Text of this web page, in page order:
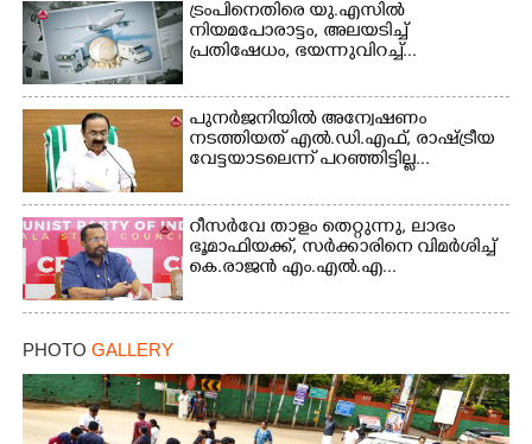
ട്രംപിനെതിരെ യു.എസിൽ
നിയമപോരാട്ടം, അലയടിച്ച്
പ്രതിഷേധം, ഭയന്നുവിറച്ച്...
പുനർജനിയിൽ അന്വേഷണം
നടത്തിയത് എൽ.ഡി.എഫ്, രാഷ്ട്രീയ
വേട്ടയാടലെന്ന് പറഞ്ഞിട്ടില്ല...
റീസർവേ താളം തെറ്റുന്നു, ലാഭം
ഭൂമാഫിയക്ക്, സർക്കാരിനെ വിമർശിച്ച്
കെ.രാജൻ എം.എൽ.എ...
PHOTO GALLERY